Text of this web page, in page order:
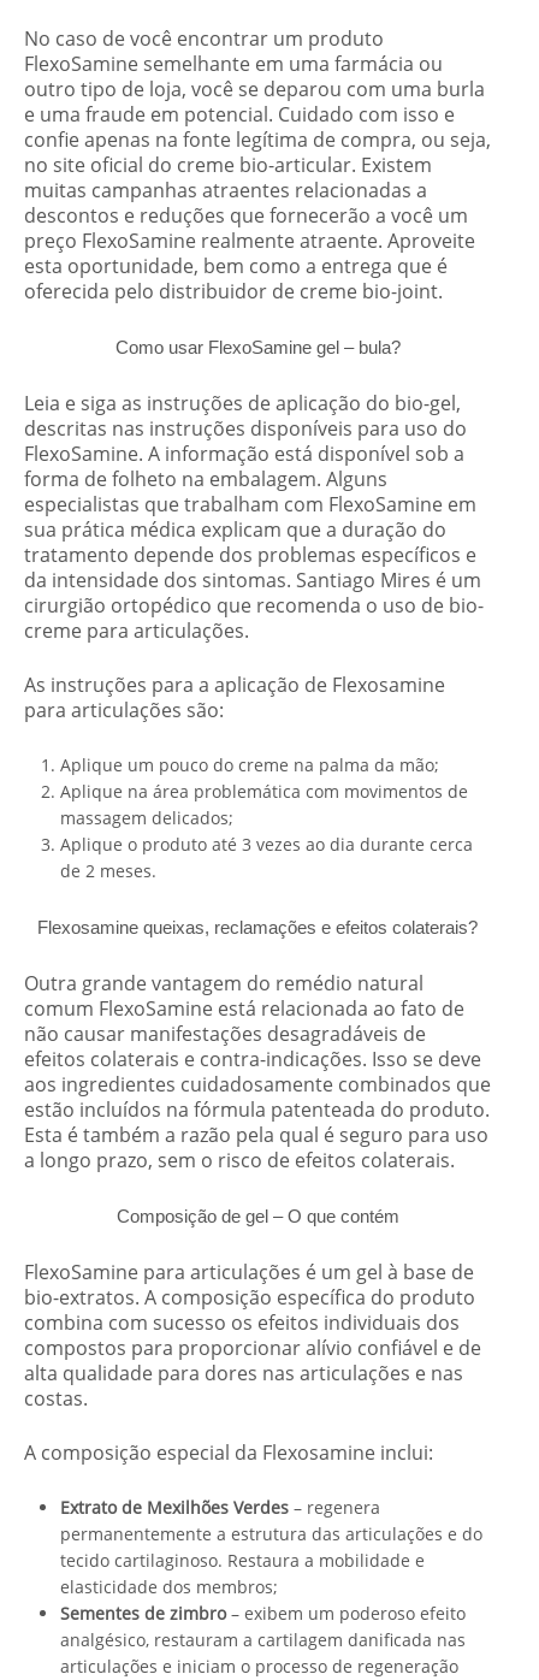
No caso de você encontrar um produto
FlexoSamine semelhante em uma farmácia ou
outro tipo de loja, você se deparou com uma burla
e uma fraude em potencial. Cuidado com isso e
confie apenas na fonte legítima de compra, ou seja,
no site oficial do creme bio-articular. Existem
muitas campanhas atraentes relacionadas a
descontos e reduções que fornecerão a você um
preço FlexoSamine realmente atraente. Aproveite
esta oportunidade, bem como a entrega que é
oferecida pelo distribuidor de creme bio-joint.
Como usar FlexoSamine gel – bula?
Leia e siga as instruções de aplicação do bio-gel,
descritas nas instruções disponíveis para uso do
FlexoSamine. A informação está disponível sob a
forma de folheto na embalagem. Alguns
especialistas que trabalham com FlexoSamine em
sua prática médica explicam que a duração do
tratamento depende dos problemas específicos e
da intensidade dos sintomas. Santiago Mires é um
cirurgião ortopédico que recomenda o uso de bio-
creme para articulações.
As instruções para a aplicação de Flexosamine
para articulações são:
Aplique um pouco do creme na palma da mão;
Aplique na área problemática com movimentos de
massagem delicados;
Aplique o produto até 3 vezes ao dia durante cerca
de 2 meses.
Flexosamine queixas, reclamações e efeitos colaterais?
Outra grande vantagem do remédio natural
comum FlexoSamine está relacionada ao fato de
não causar manifestações desagradáveis ​​de
efeitos colaterais e contra-indicações. Isso se deve
aos ingredientes cuidadosamente combinados que
estão incluídos na fórmula patenteada do produto.
Esta é também a razão pela qual é seguro para uso
a longo prazo, sem o risco de efeitos colaterais.
Composição de gel –O que contém
FlexoSamine para articulações é um gel à base de
bio-extratos. A composição específica do produto
combina com sucesso os efeitos individuais dos
compostos para proporcionar alívio confiável e de
alta qualidade para dores nas articulações e nas
costas.
A composição especial da Flexosamine inclui:
Extrato de Mexilhões Verdes – regenera
permanentemente a estrutura das articulações e do
tecido cartilaginoso. Restaura a mobilidade e
elasticidade dos membros;
Sementes de zimbro– exibem um poderoso efeito
analgésico, restauram a cartilagem danificada nas
articulações e iniciam o processo de regeneração